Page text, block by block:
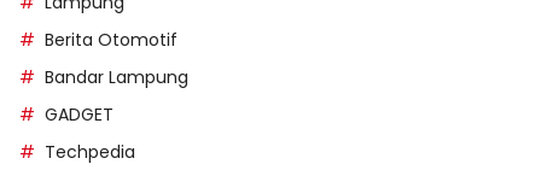
Berita Otomotif
Bandar Lampung
GADGET
Techpedia